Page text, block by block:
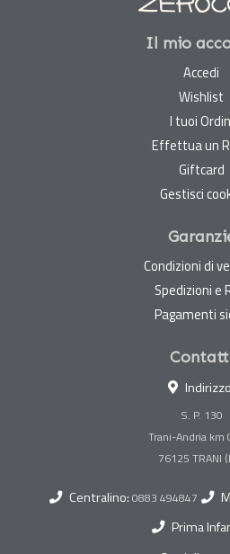
Il mio
Accedi
Wishlist
I tuoi
Effettua un
Giftcard
Gestisci
Condizioni di
Spedizioni e
Pagamenti
S. P. 130
Trani-Andria km
Centralino: 0883 494847
Prima